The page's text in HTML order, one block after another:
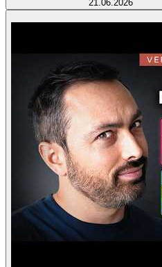
21.06.2026